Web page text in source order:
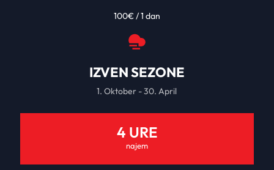
100€ / 1 dan
IZVEN SEZONE
1. Oktober - 30. April
4 URE
najem